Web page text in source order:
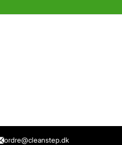
ordre@cleanstep.dk